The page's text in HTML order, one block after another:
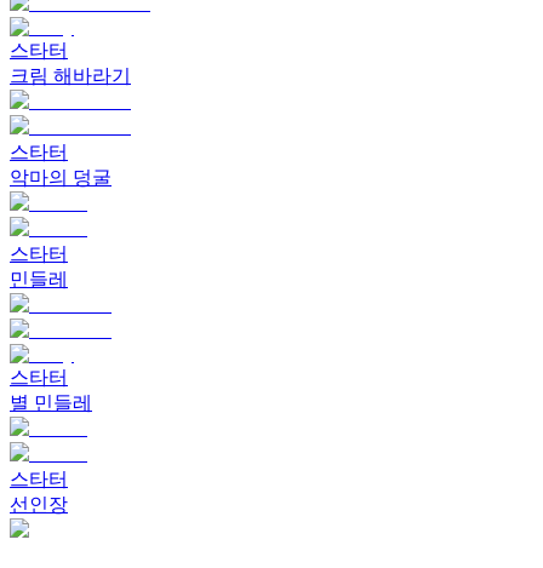
스타터
크림 해바라기
스타터
악마의 덩굴
스타터
민들레
스타터
별 민들레
스타터
선인장